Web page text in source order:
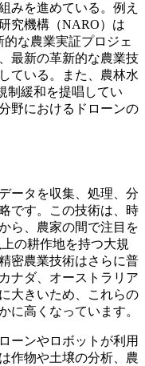
みを進めている。例え
究機構（NARO）は
的な農業実証プロジェ
最新の革新的な農業技
ている。また、農林水
制緩和を提唱してい
野におけるドローンの
ータを収集、処理、分
です。この技術は、時
ら、農家の間で注目を
の耕作地を持つ大規
密農業技術はさらに普
ナダ、オーストラリア
大きいため、これらの
に高くなっています。
ーンやロボットが利用
作物や土壌の分析、農